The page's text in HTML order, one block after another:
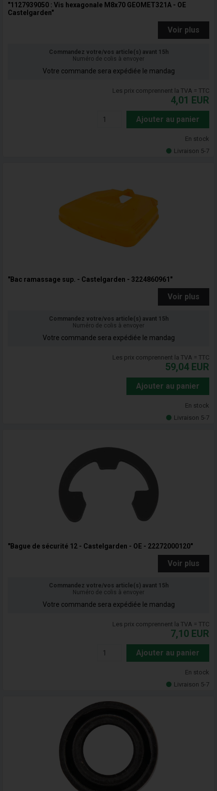
"1127939050 : Vis hexagonale M8x70 GEOMET321A - OE
Castelgarden"
Voir plus
Commandez votre/vos article(s) avant 15h
Numéro de colis à envoyer
Votre commande sera expédiée le mandag
Les prix comprennent la TVA = TTC
4,01 EUR
Ajouter au panier
En stock
Livraison 5-7
"Bac ramassage sup. - Castelgarden - 3224860961"
Voir plus
Commandez votre/vos article(s) avant 15h
Numéro de colis à envoyer
Votre commande sera expédiée le mandag
Les prix comprennent la TVA = TTC
59,04 EUR
Ajouter au panier
En stock
Livraison 5-7
"Bague de sécurité 12 - Castelgarden - OE - 22272000120"
Voir plus
Commandez votre/vos article(s) avant 15h
Numéro de colis à envoyer
Votre commande sera expédiée le mandag
Les prix comprennent la TVA = TTC
7,10 EUR
Ajouter au panier
En stock
Livraison 5-7